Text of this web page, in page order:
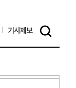
기사제보